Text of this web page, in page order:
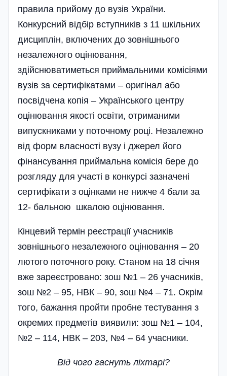
правила прийому до вузів України.
Конкурсний відбір вступників з 11 шкільних
дисциплін, включених до зовнішнього
незалежного оцінювання,
здійснюватиметься приймальними комісіями
вузів за сертифікатами – оригінал або
посвідчена копія – Українського центру
оцінювання якості освіти, отриманими
випускниками у поточному році. Незалежно
від форм власності вузу і джерел його
фінансування приймальна комісія бере до
розгляду для участі в конкурсі зазначені
сертифікати з оцінками не нижче 4 бали за
12- бальною шкалою оцінювання.
Кінцевий термін реєстрації учасників
зовнішнього незалежного оцінювання – 20
лютого поточного року. Станом на 18 січня
вже зареєстровано: зош №1 – 26 учасників,
зош №2 – 95, НВК – 90, зош №4 – 71. Окрім
того, бажання пройти пробне тестування з
окремих предметів виявили: зош №1 – 104,
№2 – 114, НВК – 203, №4 – 64 учасники.
Від чого гаснуть ліхтарі?